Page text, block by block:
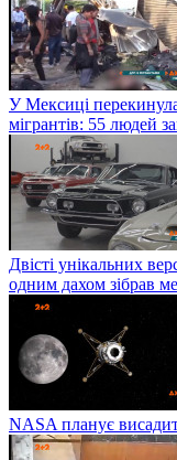
У Мексиці
мігрантів: 55 людей
Двісті унікальних
одним дахом зібрав
NASA планує